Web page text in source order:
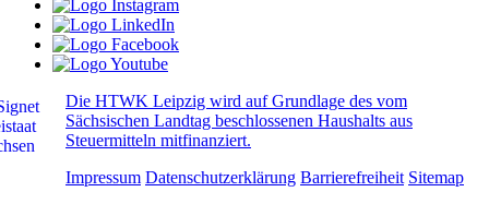
Die HTWK Leipzig wird auf Grundlage des vom
Sächsischen Landtag beschlossenen Haushalts aus
Steuermitteln mitfinanziert.
Impressum Datenschutzerklärung Barrierefreiheit Sitemap